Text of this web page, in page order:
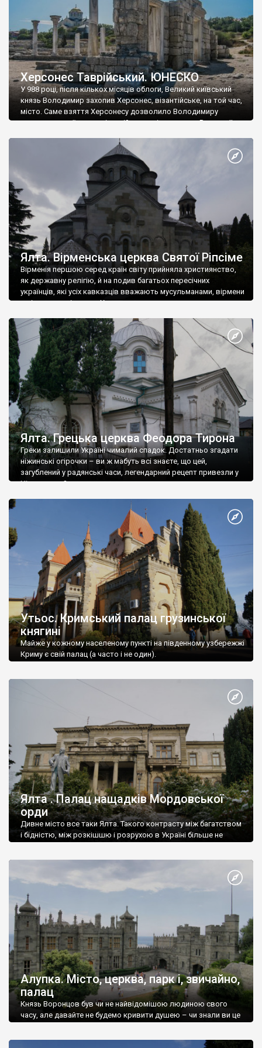
Херсонес Таврійський. ЮНЕСКО
У 988 році, після кількох місяців облоги, Великий київський
князь Володимир захопив Херсонес, візантійське, на той час,
місто. Саме взяття Херсонесу дозволило Володимиру
диктувати свої умови візантійському імператору Василю ІІ, та
Херсонесі Володимир-язичник, став Василем-християнином.
А потім було Хрещення Русі. На честь Херсонесу Таврійського
Ялта. Вірменська церква Святої Ріпсіме
Вірменія першою серед країн світу прийняла християнство,
як державну релігію, й на подив багатьох пересічних
українців, які усіх кавказців вважають мусульманами, вірмени
є відданими вірянами Христа
Ялта. Грецька церква Феодора Тирона
Греки залишили Україні чималий спадок. Достатньо згадати
ніжинські огірочки – ви ж мабуть всі знаєте, що цей,
загублений у радянські часи, легендарний рецепт привезли у
Ніжин греки?
Утьос. Кримський палац грузинської
княгині
Майже у кожному населеному пункті на південному узбережжі
Криму є свій палац (а часто і не один).
Ялта . Палац нащадків Мордовської
орди
Дивне місто все таки Ялта. Такого контрасту між багатством
і бідністю, між розкішшю і розрухою в Україні більше не
Алупка. Місто, церква, парк і, звичайно,
палац
Князь Воронцов був чи не найвідомішою людиною свого
часу, але давайте не будемо кривити душею – чи знали ви це